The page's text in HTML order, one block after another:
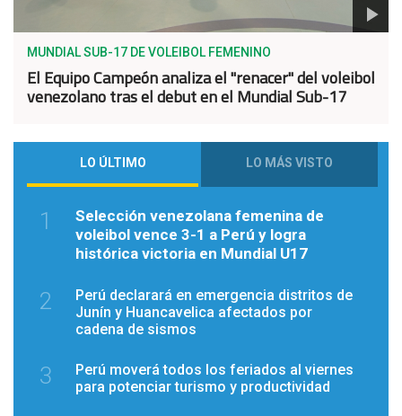
MUNDIAL SUB-17 DE VOLEIBOL FEMENINO
El Equipo Campeón analiza el "renacer" del voleibol
venezolano tras el debut en el Mundial Sub-17
LO ÚLTIMO LO MÁS VISTO
1
Selección venezolana femenina de
voleibol vence 3-1 a Perú y logra
histórica victoria en Mundial U17
2
Perú declarará en emergencia distritos de
Junín y Huancavelica afectados por
cadena de sismos
3
Perú moverá todos los feriados al viernes
para potenciar turismo y productividad